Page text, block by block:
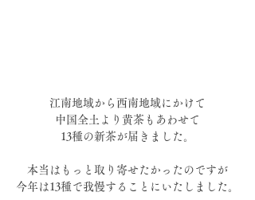
江南地域から西南地域にかけて
中国全土より黄茶もあわせて
13種の新茶が届きました。
本当はもっと取り寄せたかったのですが
今年は13種で我慢することにいたしました。